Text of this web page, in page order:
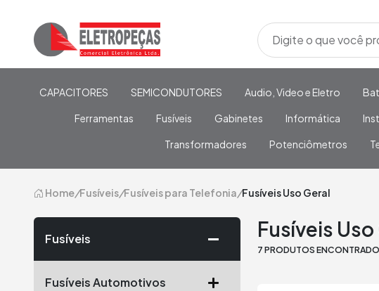
CAPACITORES SEMICONDUTORES Audio, Video e Eletro
Ferramentas Fusíveis Gabinetes Informática
Transformadores Potenciômetros
Home/Fusíveis/Fusíveis para Telefonia/Fusíveis Uso Geral
Fusíveis
Fusíveis Automotivos
Fusíveis
7 PRODUTOS